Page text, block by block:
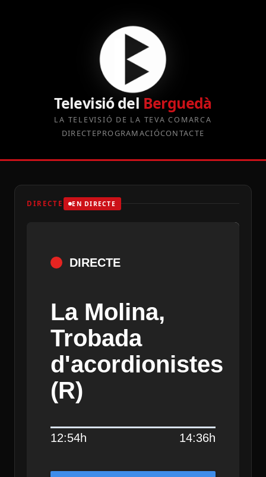
Televisió del Berguedà
LA TELEVISIÓ DE LA TEVA COMARCA
DIRECTEPROGRAMACIÓCONTACTE
DIRECTE EN DIRECTE
DIRECTE
La Molina,
Trobada
d'acordionistes
(R)
12:54h 14:36h